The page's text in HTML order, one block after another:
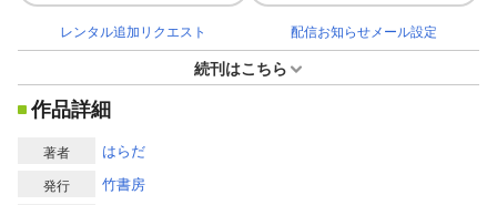
レンタル追加リクエスト 配信お知らせメール設定
続刊はこちら
作品詳細
著者 はらだ
発行 竹書房